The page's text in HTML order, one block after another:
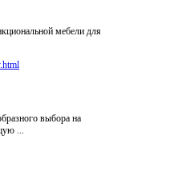
мебели для
выбора на
...